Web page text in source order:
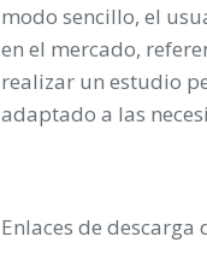
modo sencillo, el
en el mercado,
realizar un estudio
adaptado a las
Enlaces de descarga